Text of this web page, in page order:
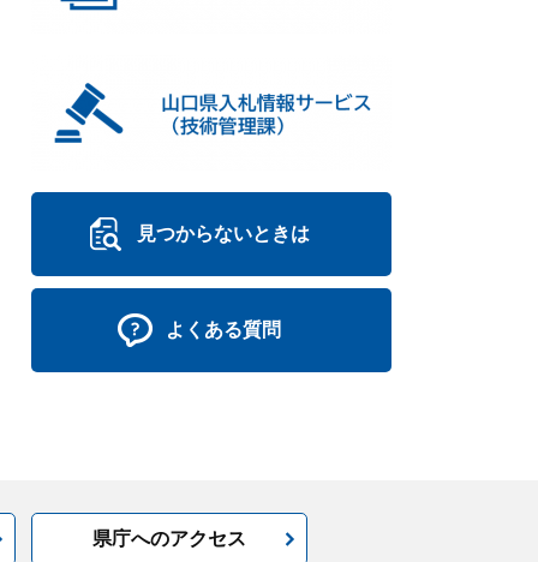
見つからないときは
よくある質問
県庁へのアクセス